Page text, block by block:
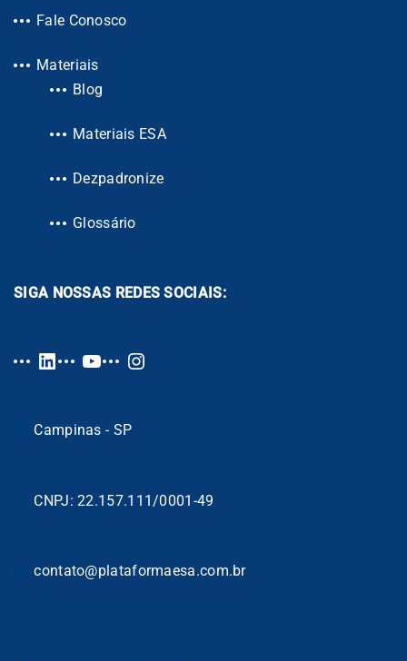
Fale Conosco
Materiais
Blog
Materiais ESA
Dezpadronize
Glossário
SIGA NOSSAS REDES SOCIAIS:
Campinas - SP
CNPJ: 22.157.111/0001-49
contato@plataformaesa.com.br